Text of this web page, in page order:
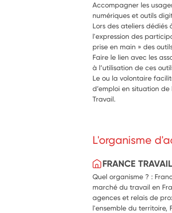
Accompagner les
numériques et outils
Lors des ateliers dédiés
l'expression des
prise en main » des
Faire le lien avec les
à l’utilisation de ces
Le ou la volontaire
d’emploi en situation
Travail.
L'organisme
FRANCE
Quel organisme ? :
marché du travail en
agences et relais de
l'ensemble du